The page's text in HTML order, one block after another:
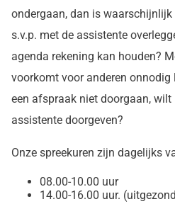
ondergaan, dan is
s.v.p. met de assistente
agenda rekening kan houden?
voorkomt voor anderen
een afspraak niet doorgaan,
assistente doorgeven?
Onze spreekuren zijn dagelijks
08.00-10.00 uur
14.00-16.00 uur.